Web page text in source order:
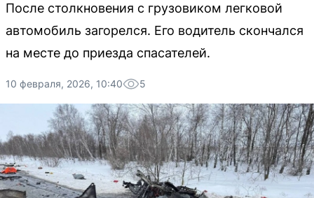
После столкновения с грузовиком легковой
автомобиль загорелся. Его водитель скончался
на месте до приезда спасателей.
10 февраля, 2026, 10:40 5